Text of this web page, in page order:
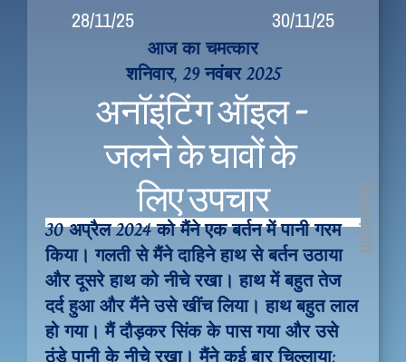
28/11/25 30/11/25
आज का चमत्कार
शनिवार, 29 नवंबर 2025
अनॉइंटिंग ऑइल -
जलने के घावों के
लिए उपचार
चित्रण छवि
30 अप्रैल 2024 को मैंने एक बर्तन में पानी गरम
किया। गलती से मैंने दाहिने हाथ से बर्तन उठाया
और दूसरे हाथ को नीचे रखा। हाथ में बहुत तेज
दर्द हुआ और मैंने उसे खींच लिया। हाथ बहुत लाल
हो गया। मैं दौड़कर सिंक के पास गया और उसे